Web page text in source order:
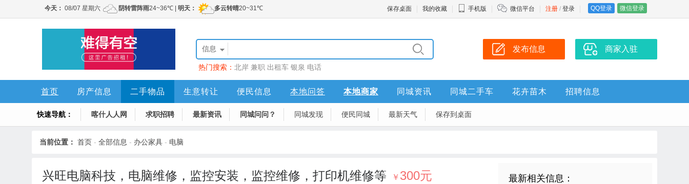
注册 / 登录 QQ登录 微信登录
保存桌面 我的收藏 手机版 微信平台
信息
热门搜索： 北岸 兼职 出租车 银泉 电话
发布信息 商家入驻
首页 房产信息 二手物品 生意转让 便民信息 本地问答 本地商家 同城资讯 同城二手车 花卉苗木 招聘信息
求职信息 电脑办公 喀什网
快速导航： 喀什人人网 求职招聘 最新资讯 同城问问？ 同城发现 便民同城 最新天气 保存到桌面
当前位置： 首页 - 全部信息 - 办公家具 - 电脑
兴旺电脑科技，电脑维修，监控安装，监控维修，打印机维修等 ￥ 300元 最新相关信息：